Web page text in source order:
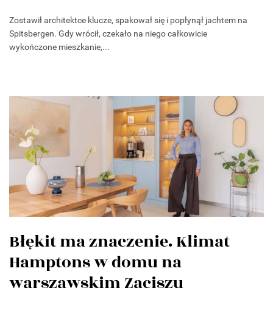
Zostawił architektce klucze, spakował się i popłynął jachtem na
Spitsbergen. Gdy wrócił, czekało na niego całkowicie
wykończone mieszkanie,...
Błękit ma znaczenie. Klimat
Hamptons w domu na
warszawskim Zaciszu